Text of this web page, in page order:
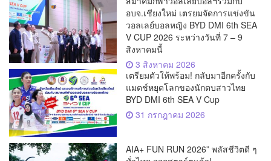
อบจ.เชียงใหม่ เตรยมจัดการแข่งขัน
วอลเลย์บอลหญิง BYD DMI 6th SEA
V CUP 2026 ระหว่างวันที่ 7 – 9
สิงหาคมนี้
3 สิงหาคม 2026
เตรียมตัวให้พร้อม! กลับมาอีกครั้งกับ
แมตช์หยุดโลกของนักตบสาวไทย
BYD DMI 6th SEA V Cup
31 กรกฎาคม 2026
AIA+ FUN RUN 2026” พลัสชีวิตดี ๆ